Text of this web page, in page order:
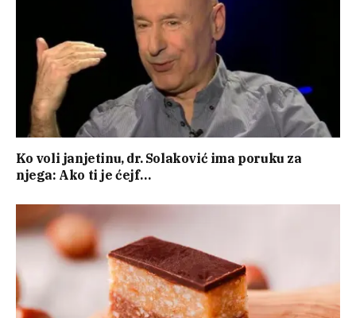
Ko voli janjetinu, dr. Solaković ima poruku za
njega: Ako ti je ćejf…